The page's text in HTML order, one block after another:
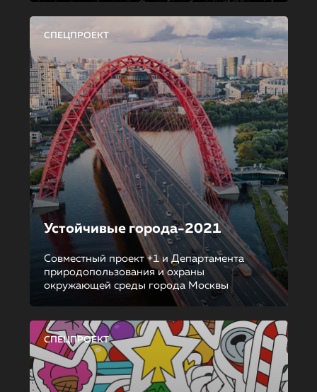
СПЕЦПРОЕКТ
Устойчивые города-2021
Совместный проект +1 и Департамента
природопользования и охраны
окружающей среды города Москвы
СПЕЦПРОЕКТ